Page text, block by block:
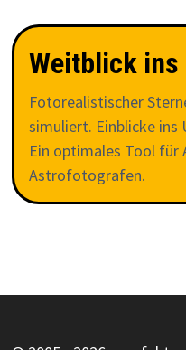
Weitblick ins
Fotorealistischer
simuliert. Einblicke ins
Ein optimales Tool
Astrofotografen.